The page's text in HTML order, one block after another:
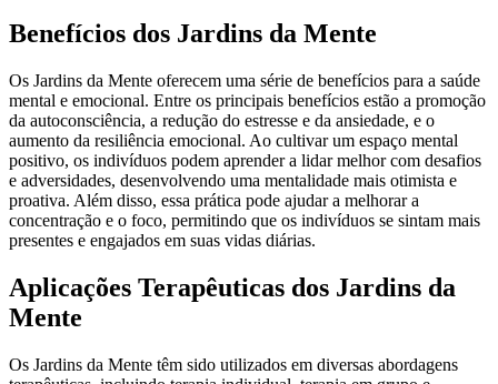
Benefícios dos Jardins da Mente
Os Jardins da Mente oferecem uma série de benefícios para a saúde
mental e emocional. Entre os principais benefícios estão a promoção
da autoconsciência, a redução do estresse e da ansiedade, e o
aumento da resiliência emocional. Ao cultivar um espaço mental
positivo, os indivíduos podem aprender a lidar melhor com desafios
e adversidades, desenvolvendo uma mentalidade mais otimista e
proativa. Além disso, essa prática pode ajudar a melhorar a
concentração e o foco, permitindo que os indivíduos se sintam mais
presentes e engajados em suas vidas diárias.
Aplicações Terapêuticas dos Jardins da
Mente
Os Jardins da Mente têm sido utilizados em diversas abordagens